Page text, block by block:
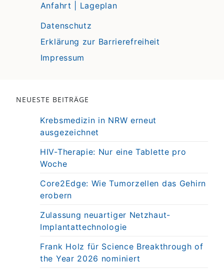
Anfahrt | Lageplan
Datenschutz
Erklärung zur Barrierefreiheit
Impressum
NEUESTE BEITRÄGE
Krebsmedizin in NRW erneut
ausgezeichnet
HIV-Therapie: Nur eine Tablette pro
Woche
Core2Edge: Wie Tumorzellen das Gehirn
erobern
Zulassung neuartiger Netzhaut-
Implantattechnologie
Frank Holz für Science Breakthrough of
the Year 2026 nominiert